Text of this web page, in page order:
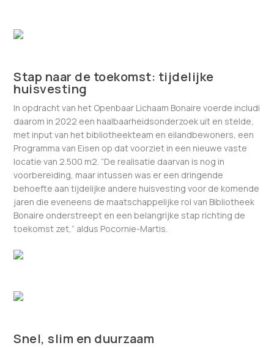
Stap naar de toekomst: tijdelijke
huisvesting
In opdracht van het Openbaar Lichaam Bonaire voerde includi
daarom in 2022 een haalbaarheidsonderzoek uit en stelde,
met input van het bibliotheekteam en eilandbewoners, een
Programma van Eisen op dat voorziet in een nieuwe vaste
locatie van 2.500 m2. “De realisatie daarvan is nog in
voorbereiding, maar intussen was er een dringende
behoefte aan tijdelijke andere huisvesting voor de komende
jaren die eveneens de maatschappelijke rol van Bibliotheek
Bonaire onderstreept en een belangrijke stap richting de
toekomst zet,” aldus Pocornie-Martis.
Snel, slim en duurzaam